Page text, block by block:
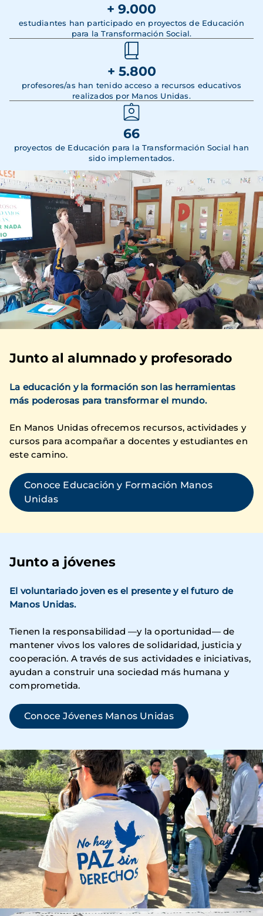
+ 9.000
estudiantes han participado en proyectos de Educación
para la Transformación Social.
+ 5.800
profesores/as han tenido acceso a recursos educativos
realizados por Manos Unidas.
66
proyectos de Educación para la Transformación Social han
sido implementados.
Junto al alumnado y profesorado
La educación y la formación son las herramientas
más poderosas para transformar el mundo.
En Manos Unidas ofrecemos recursos, actividades y
cursos para acompañar a docentes y estudiantes en
este camino.
Conoce Educación y Formación Manos
Unidas
Junto a jóvenes
El voluntariado joven es el presente y el futuro de
Manos Unidas.
Tienen la responsabilidad —y la oportunidad— de
mantener vivos los valores de solidaridad, justicia y
cooperación. A través de sus actividades e iniciativas,
ayudan a construir una sociedad más humana y
comprometida.
Conoce Jóvenes Manos Unidas